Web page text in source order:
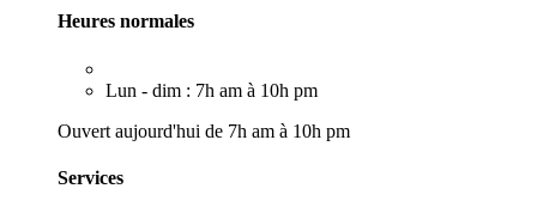
Heures normales
Lun - dim : 7h am à 10h pm
Ouvert aujourd'hui de 7h am à 10h pm
Services